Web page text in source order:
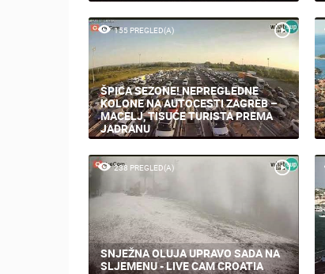
155 PREGLED(A)
ŠPICA SEZONE! NEPREGLEDNE
KOLONE NA AUTOCESTI ZAGREB –
MACELJ, TISUĆE TURISTA PREMA
JADRANU
238 PREGLED(A)
SNJEŽNA OLUJA UPRAVO SADA NA
SLJEMENU - LIVE CAM CROATIA